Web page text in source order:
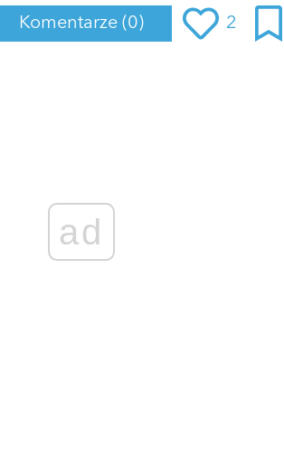
Komentarze (0) 2
ad